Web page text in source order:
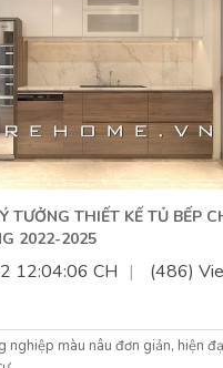
TƯỞNG THIẾT KẾ TỦ BẾP
2022-2025
12:04:06 CH |
(486)
nghiệp màu nâu đơn giản, hiện